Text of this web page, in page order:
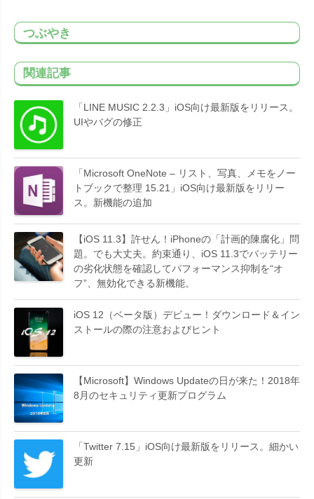
つぶやき
関連記事
「LINE MUSIC 2.2.3」iOS向け最新版をリリース。
UIやバグの修正
「Microsoft OneNote – リスト、写真、メモをノー
トブックで整理 15.21」iOS向け最新版をリリー
ス。新機能の追加
【iOS 11.3】許せん！iPhoneの「計画的陳腐化」問
題。でも大丈夫。約束通り、iOS 11.3でバッテリー
の劣化状態を確認してパフォーマンス抑制を“オ
フ”、無効化できる新機能。
iOS 12（ベータ版）デビュー！ダウンロード＆イン
ストールの際の注意およびヒント
【Microsoft】Windows Updateの日が来た！2018年
8月のセキュリティ更新プログラム
「Twitter 7.15」iOS向け最新版をリリース。細かい
更新